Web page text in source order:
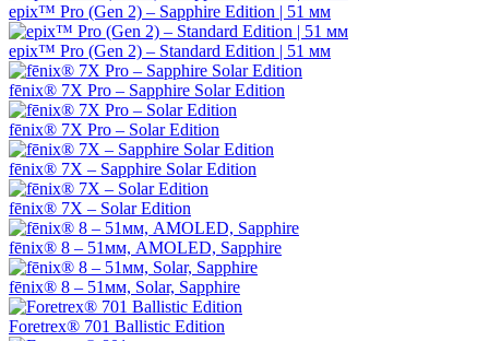
epix™ Pro (Gen 2) – Sapphire Edition | 51 мм
epix™ Pro (Gen 2) – Standard Edition | 51 мм
fēnix® 7X Pro – Sapphire Solar Edition
fēnix® 7X Pro – Solar Edition
fēnix® 7X – Sapphire Solar Edition
fēnix® 7X – Solar Edition
fēnix® 8 – 51мм, AMOLED, Sapphire
fēnix® 8 – 51мм, Solar, Sapphire
Foretrex® 701 Ballistic Edition